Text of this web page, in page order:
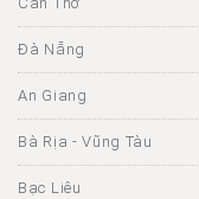
Đà Nẵng
An Giang
Bà Rịa - Vũng Tàu
Bạc Liêu